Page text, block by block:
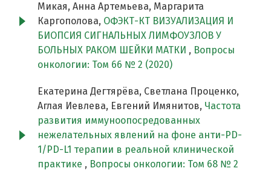
Микая, Анна Артемьева, Маргарита
Каргополова, ОФЭКТ-КТ ВИЗУАЛИЗАЦИЯ И
БИОПСИЯ СИГНАЛЬНЫХ ЛИМФОУЗЛОВ У
БОЛЬНЫХ РАКОМ ШЕЙКИ МАТКИ , Вопросы
онкологии: Том 66 № 2 (2020)
Екатерина Дегтярёва, Светлана Проценко,
Аглая Иевлева, Евгений Имянитов, Частота
развития иммуноопосредованных
нежелательных явлений на фоне анти-PD-
1/PD-L1 терапии в реальной клинической
практике , Вопросы онкологии: Том 68 № 2